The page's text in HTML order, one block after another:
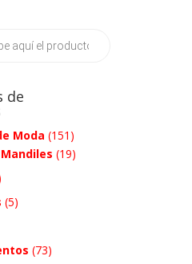
de
Moda (151)
(19)
(5)
(73)